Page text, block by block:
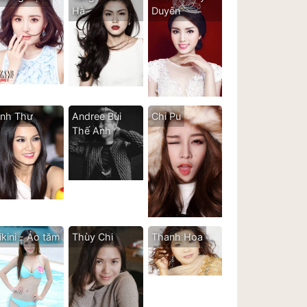
Hà
Duyên
Thư
Andree Bùi
Thế Anh
Chi Pu
- Áo tăm Thùy Chi Thanh Hoa